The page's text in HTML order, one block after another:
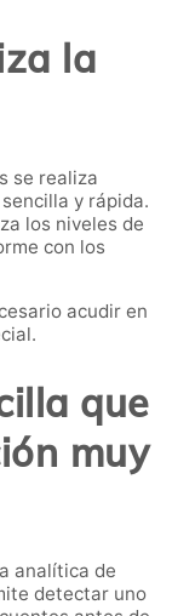
la
se realiza
y rápida.
los niveles de
con los
acudir en
que
muy
analítica de
detectar uno